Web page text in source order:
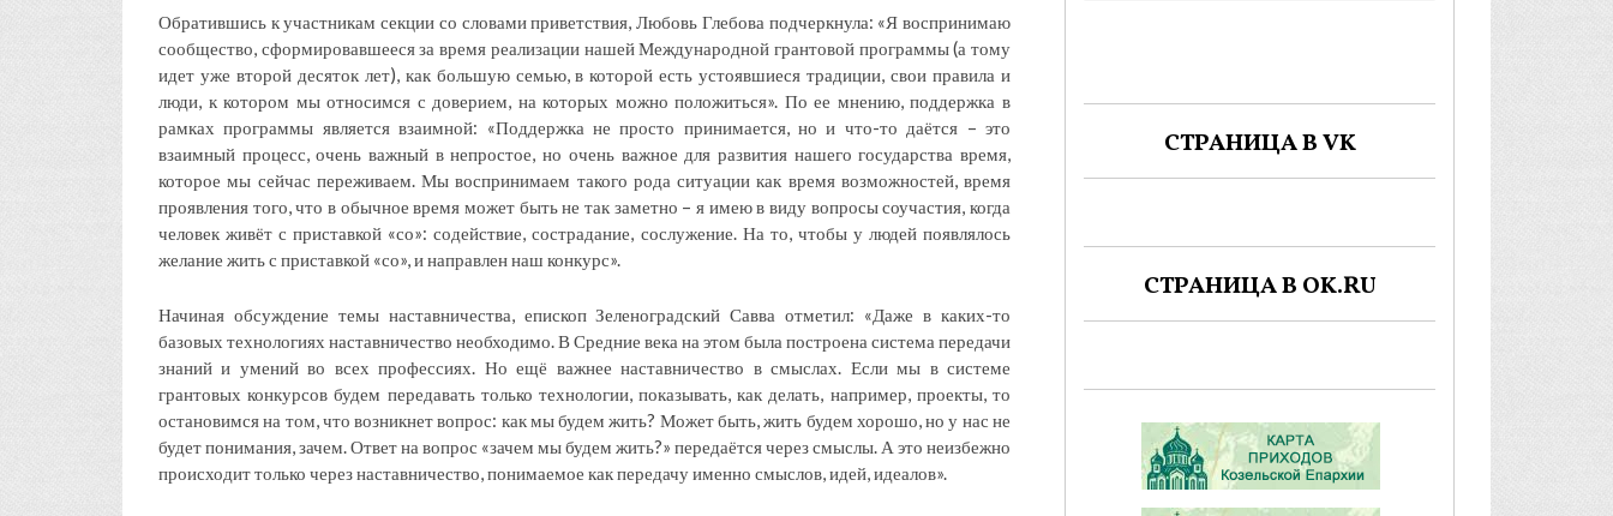
Обратившись к участникам секции со словами приветствия, Любовь Глебова подчеркнула: «Я воспринимаю
сообщество, сформировавшееся за время реализации нашей Международной грантовой программы (а тому
идет уже второй десяток лет), как большую семью, в которой есть устоявшиеся традиции, свои правила и
люди, к котором мы относимся с доверием, на которых можно положиться». По ее мнению, поддержка в
рамках программы является взаимной: «Поддержка не просто принимается, но и что-то даётся – это
взаимный процесс, очень важный в непростое, но очень важное для развития нашего государства время,
которое мы сейчас переживаем. Мы воспринимаем такого рода ситуации как время возможностей, время
проявления того, что в обычное время может быть не так заметно – я имею в виду вопросы соучастия, когда
человек живёт с приставкой «со»: содействие, сострадание, сослужение. На то, чтобы у людей появлялось
желание жить с приставкой «со», и направлен наш конкурс».
Начиная обсуждение темы наставничества, епископ Зеленоградский Савва отметил: «Даже в каких-то
базовых технологиях наставничество необходимо. В Средние века на этом была построена система передачи
знаний и умений во всех профессиях. Но ещё важнее наставничество в смыслах. Если мы в системе
грантовых конкурсов будем передавать только технологии, показывать, как делать, например, проекты, то
остановимся на том, что возникнет вопрос: как мы будем жить? Может быть, жить будем хорошо, но у нас не
будет понимания, зачем. Ответ на вопрос «зачем мы будем жить?» передаётся через смыслы. А это неизбежно
происходит только через наставничество, понимаемое как передачу именно смыслов, идей, идеалов».
СТРАНИЦА В VK
СТРАНИЦА В OK.RU